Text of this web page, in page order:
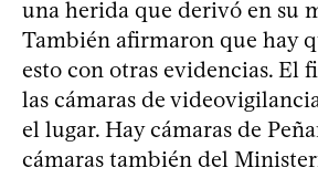
una herida que derivó en su
También afirmaron que hay
esto con otras evidencias. El
las cámaras de
el lugar. Hay cámaras de
cámaras también del